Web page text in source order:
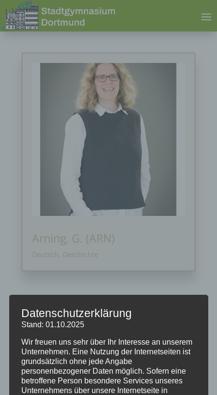
Arning, G. (ARN)
Deutsch, Geschichte
Neueste Beiträge
Schöne Sommerferien
Sportfest 2026 im Goystadion
Gruß vom Förderverein
Datenschutzerklärung
Stand: 01.10.2025
Wir freuen uns sehr über Ihr Interesse an unserem
Unternehmen. Eine Nutzung der Internetseiten ist
grundsätzlich ohne jede Angabe
personenbezogener Daten möglich. Sofern eine
betroffene Person besondere Services unseres
Unternehmens über unsere Internetseite in